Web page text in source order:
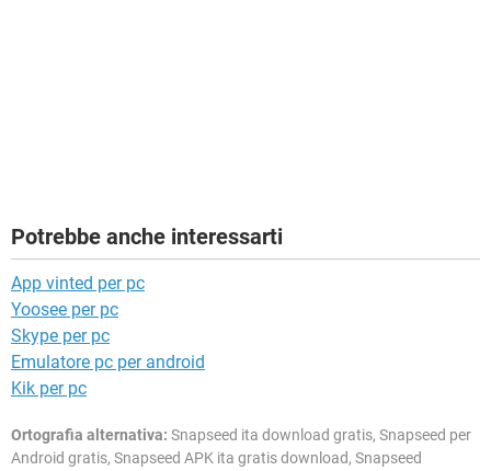
Potrebbe anche interessarti
App vinted per pc
Yoosee per pc
Skype per pc
Emulatore pc per android
Kik per pc
Ortografia alternativa: Snapseed ita download gratis, Snapseed per
Android gratis, Snapseed APK ita gratis download, Snapseed